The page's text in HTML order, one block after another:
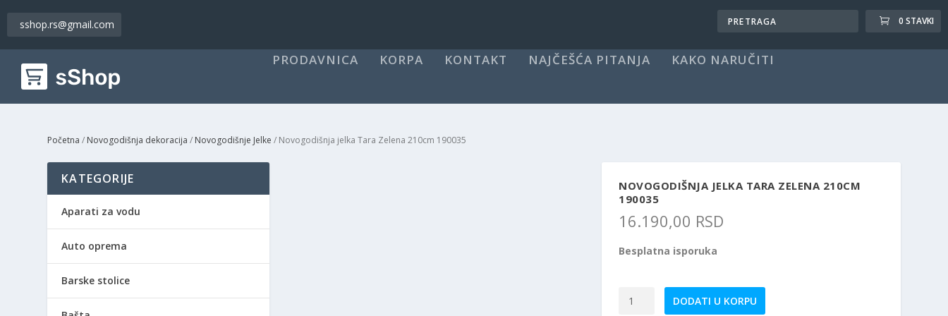
sshop.rs@gmail.com 0 STAVKI
PRODAVNICA KORPA KONTAKT NAJČEŠĆA PITANJA KAKO NARUČITI
Početna / Novogodišnja dekoracija / Novogodišnje Jelke / Novogodišnja jelka Tara Zelena 210cm 190035
NOVOGODIŠNJA JELKA TARA ZELENA 210CM
190035
16.190,00 RSD
Besplatna isporuka
DODATI U KORPU
KATEGORIJE
Aparati za vodu
Auto oprema
Barske stolice